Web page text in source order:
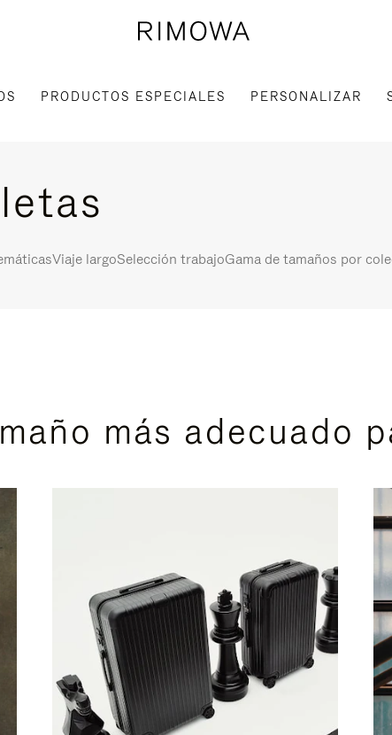
PRODUCTOS ESPECIALES PERSONALIZAR
Viaje largoSelección trabajoGama de tamaños por
más adecuado